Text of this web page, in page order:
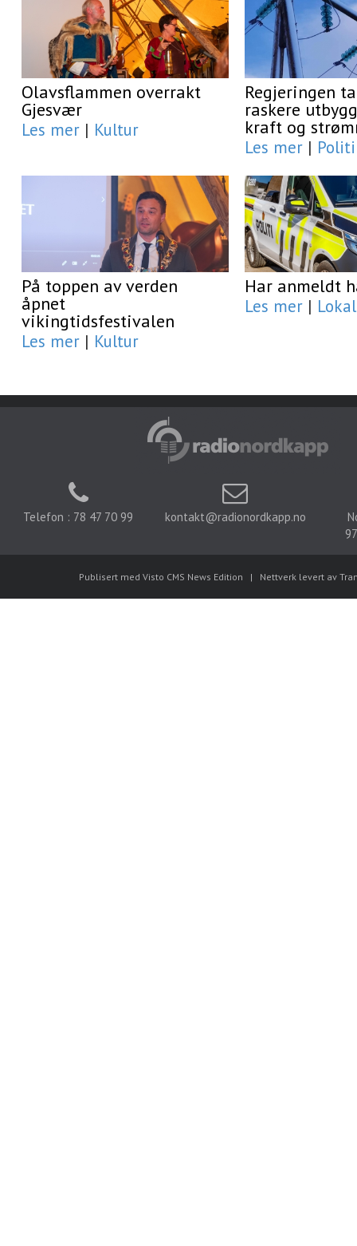
Olavsflammen overrakt
Gjesvær
Les mer | Kultur
Regjeringen
raskere
kraft og
Les mer |
På toppen av verden
åpnet
vikingtidsfestivalen
Les mer | Kultur
Har anmeldt
Les mer | Lokal
Telefon : 78 47 70 99 kontakt@radionordkapp.no
Publisert med Visto CMS News Edition | Nettverk levert av